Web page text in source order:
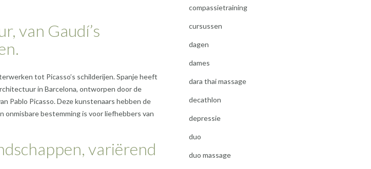
van Gaudí’s
tot Picasso’s schilderijen. Spanje heeft
in Barcelona, ontworpen door de
Pablo Picasso. Deze kunstenaars hebben de
bestemming is voor liefhebbers van
variërend
compassietraining
cursussen
dagen
dames
dara thai massage
decathlon
depressie
duo
duo massage